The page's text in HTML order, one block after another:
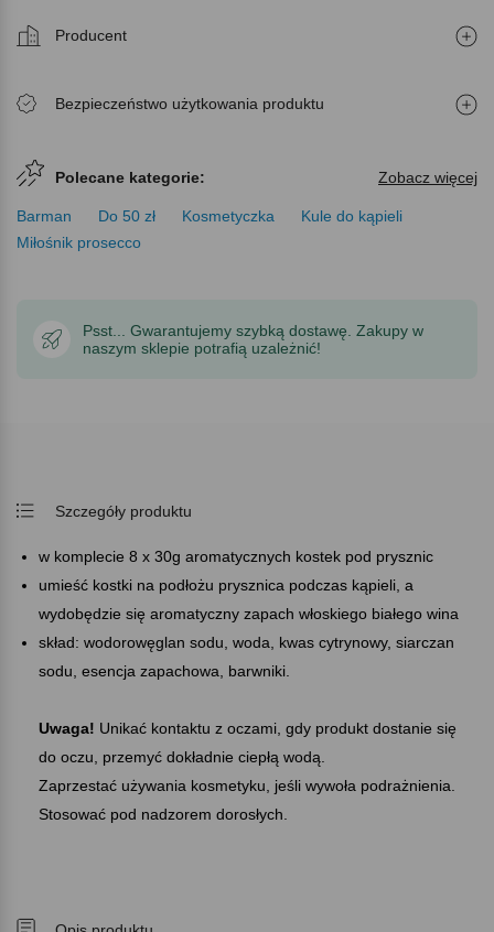
Producent
Bezpieczeństwo użytkowania produktu
Polecane kategorie: Zobacz więcej
Barman Do 50 zł Kosmetyczka
Kule do kąpieli
Miłośnik prosecco
Psst... Gwarantujemy szybką dostawę. Zakupy w
naszym sklepie potrafią uzależnić!
Szczegóły produktu
w komplecie 8 x 30g aromatycznych kostek pod prysznic
umieść kostki na podłożu prysznica podczas kąpieli, a
wydobędzie się aromatyczny zapach włoskiego białego wina
skład: wodorowęglan sodu, woda, kwas cytrynowy, siarczan
sodu, esencja zapachowa, barwniki.
Uwaga! Unikać kontaktu z oczami, gdy produkt dostanie się
do oczu, przemyć dokładnie ciepłą wodą.
Zaprzestać używania kosmetyku, jeśli wywoła podrażnienia.
Stosować pod nadzorem dorosłych.